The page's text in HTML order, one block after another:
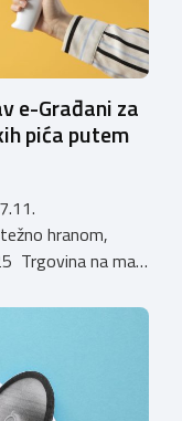
e-Građani za
pića putem
hranom,
Trgovina na malo
su uskladiti
rješenje za
putem